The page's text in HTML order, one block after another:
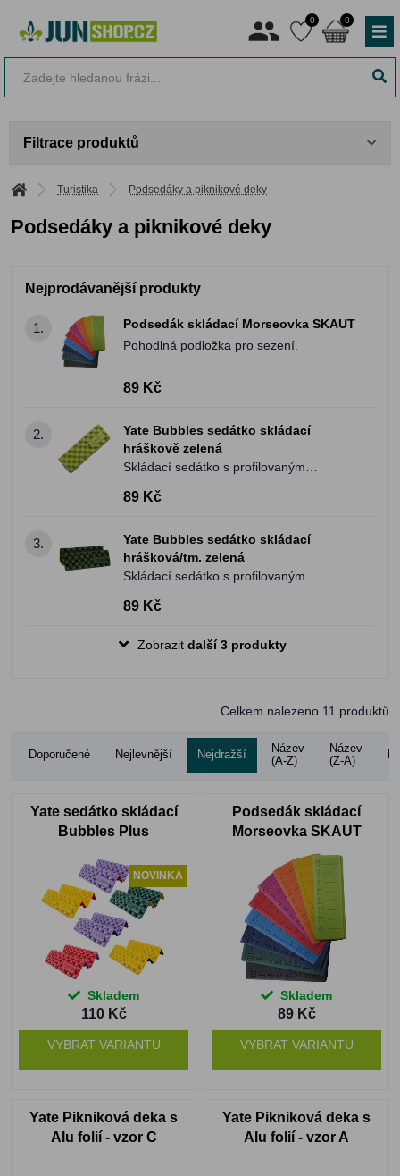
0 0
Filtrace produktů
Turistika Podsedáky a piknikové deky
Podsedáky a piknikové deky
Nejprodávanější produkty
1.
Podsedák skládací Morseovka SKAUT
Pohodlná podložka pro sezení.
89 Kč
2.
Yate Bubbles sedátko skládací
hráškově zelená
Skládací sedátko s profilovaným
povrchem.
89 Kč
3.
Yate Bubbles sedátko skládací
hrášková/tm. zelená
Skládací sedátko s profilovaným
povrchem.
89 Kč
Zobrazit další 3 produkty
Celkem nalezeno 11 produktů
Doporučené Nejlevnější Nejdražší
Název
(A-Z)
Název
(Z-A)
Yate sedátko skládací
Bubbles Plus
NOVINKA
Skladem
110 Kč
VYBRAT VARIANTU
Podsedák skládací
Morseovka SKAUT
Skladem
89 Kč
VYBRAT VARIANTU
Yate Pikniková deka s
Alu folií - vzor C
Yate Pikniková deka s
Alu folií - vzor A